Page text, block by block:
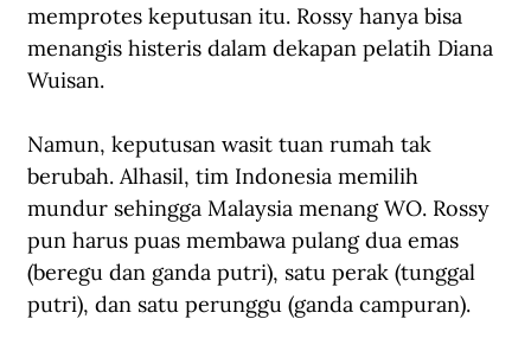
memprotes keputusan itu. Rossy hanya bisa
menangis histeris dalam dekapan pelatih Diana
Wuisan.
Namun, keputusan wasit tuan rumah tak
berubah. Alhasil, tim Indonesia memilih
mundur sehingga Malaysia menang WO. Rossy
pun harus puas membawa pulang dua emas
(beregu dan ganda putri), satu perak (tunggal
putri), dan satu perunggu (ganda campuran).